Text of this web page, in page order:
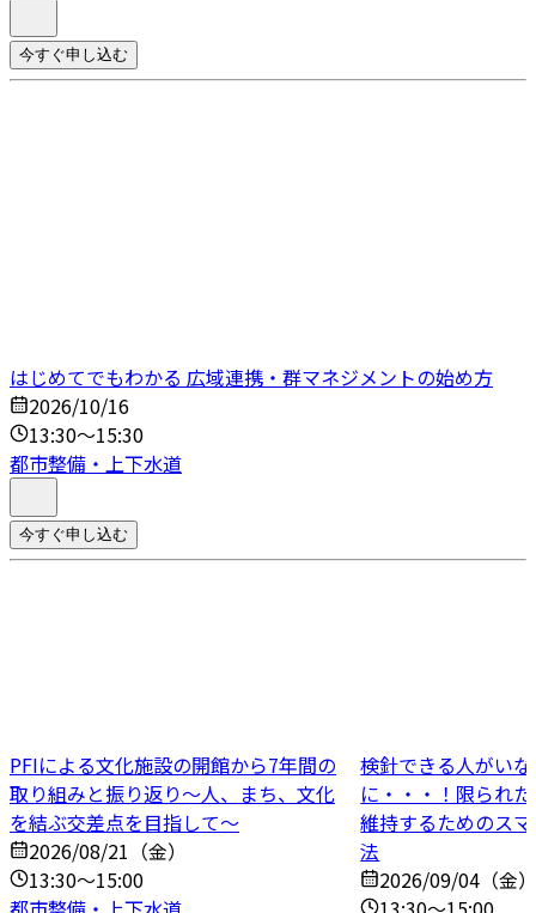
今すぐ申し込む
はじめてでもわかる 広域連携・群マネジメントの始め方
2026/10/16
13:30～15:30
都市整備・上下水道
今すぐ申し込む
PFIによる文化施設の開館から7年間の
取り組みと振り返り～人、まち、文化
を結ぶ交差点を目指して～
2026/08/21（金）
13:30～15:00
検針できる人がい
に・・・！限られ
維持するためのス
法
2026/09/04（金